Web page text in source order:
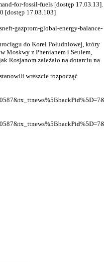
for-fossil-fuels [dostęp 17.03.13].
[dostęp 17.03.103]
gazprom-global-energy-balance-
do Korei Południowej, który
Moskwy z Phenianem i Seulem,
Rosjanom zależało na dotarciu na
wreszcie rozpocząć